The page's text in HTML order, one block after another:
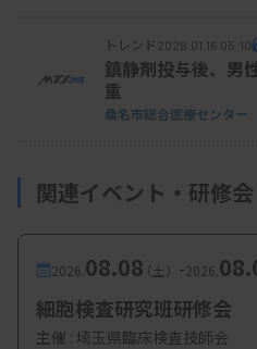
トレンド 2026.01.16 05:10
鎮静剤投与後、
重
桑名市総合医療センター
関連イベント・研修会
2026. 08.08（土） -2026.
細胞検査研究班研修会
主催 : 埼玉県臨床検査技師会